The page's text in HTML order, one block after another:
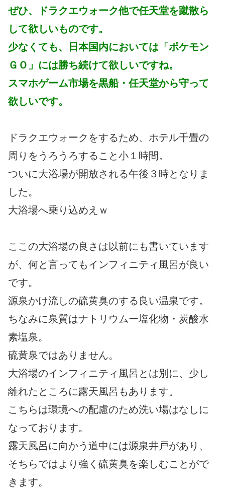
ぜひ、ドラクエウォーク他で任天堂を蹴散ら
して欲しいものです。
少なくても、日本国内においては「ポケモン
ＧＯ」には勝ち続けて欲しいですね。
スマホゲーム市場を黒船・任天堂から守って
欲しいです。
ドラクエウォークをするため、ホテル千畳の
周りをうろうろすること小１時間。
ついに大浴場が開放される午後３時となりま
した。
大浴場へ乗り込めえｗ
ここの大浴場の良さは以前にも書いています
が、何と言ってもインフィニティ風呂が良い
です。
源泉かけ流しの硫黄臭のする良い温泉です。
ちなみに泉質はナトリウムー塩化物・炭酸水
素塩泉。
硫黄泉ではありません。
大浴場のインフィニティ風呂とは別に、少し
離れたところに露天風呂もあります。
こちらは環境への配慮のため洗い場はなしに
なっております。
露天風呂に向かう道中には源泉井戸があり、
そちらではより強く硫黄臭を楽しむことがで
きます。